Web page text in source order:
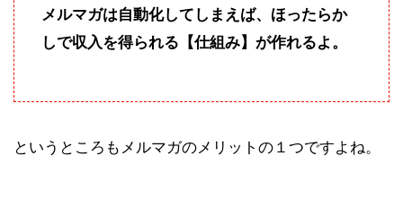
メルマガは自動化してしまえば、ほったらか
しで収入を得られる【仕組み】が作れるよ。
というところもメルマガのメリットの１つですよね。